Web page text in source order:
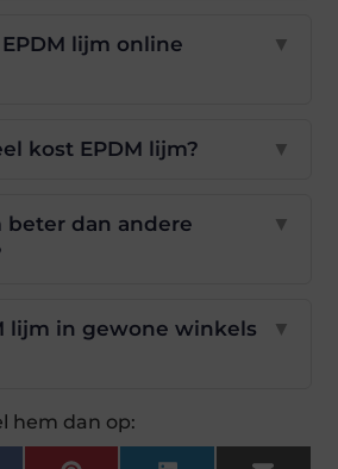
lijm online
▼
kost EPDM lijm? ▼
beter dan andere
▼
lijm in gewone winkels
▼
hem dan op: